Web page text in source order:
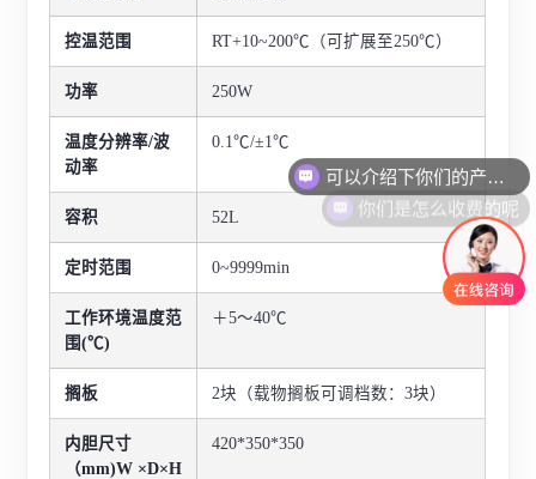
控温范围 RT+10~200℃ （可扩展至250℃）
功率 250W
温度分辨率/波
动率
0.1℃/±1℃
容积 52L
定时范围 0~9999min
工作环境温度范
围(℃)
＋5～40℃
搁板 2块（载物搁板可调档数：3块）
内胆尺寸
（mm)W ×D×H
420*350*350
你们是怎么收费的呢